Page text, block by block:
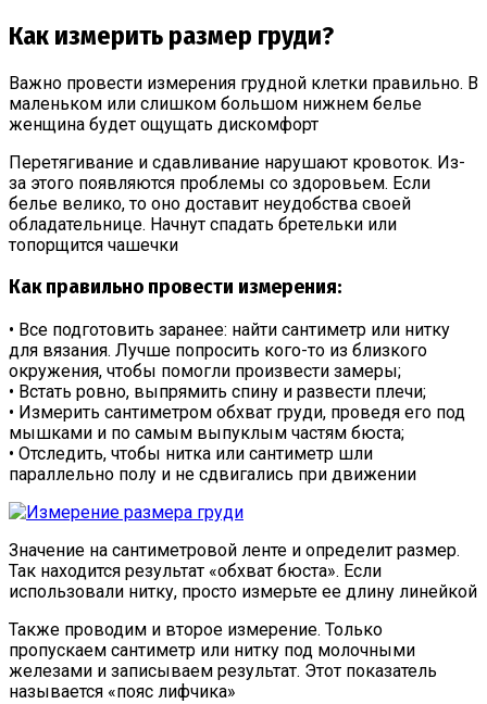
Как измерить размер груди?
Важно провести измерения грудной клетки правильно. В
маленьком или слишком большом нижнем белье
женщина будет ощущать дискомфорт
Перетягивание и сдавливание нарушают кровоток. Из-
за этого появляются проблемы со здоровьем. Если
белье велико, то оно доставит неудобства своей
обладательнице. Начнут спадать бретельки или
топорщится чашечки
Как правильно провести измерения:
• Все подготовить заранее: найти сантиметр или нитку
для вязания. Лучше попросить кого-то из близкого
окружения, чтобы помогли произвести замеры;
• Встать ровно, выпрямить спину и развести плечи;
• Измерить сантиметром обхват груди, проведя его под
мышками и по самым выпуклым частям бюста;
• Отследить, чтобы нитка или сантиметр шли
параллельно полу и не сдвигались при движении
Значение на сантиметровой ленте и определит размер.
Так находится результат «обхват бюста». Если
использовали нитку, просто измерьте ее длину линейкой
Также проводим и второе измерение. Только
пропускаем сантиметр или нитку под молочными
железами и записываем результат. Этот показатель
называется «пояс лифчика»